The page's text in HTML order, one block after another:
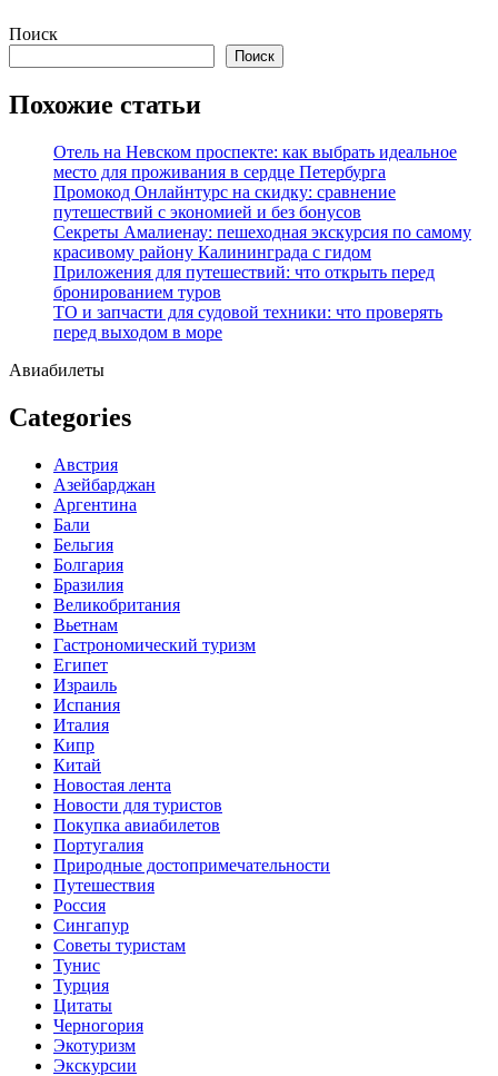
Перейти
содержимому
Поиск
Поиск
Похожие статьи
Отель на Невском проспекте: как выбрать идеальное
место для проживания в сердце Петербурга
Промокод Онлайнтурс на скидку: сравнение
путешествий с экономией и без бонусов
Секреты Амалиенау: пешеходная экскурсия по самому
красивому району Калининграда с гидом
Приложения для путешествий: что открыть перед
бронированием туров
ТО и запчасти для судовой техники: что проверять
перед выходом в море
Авиабилеты
Categories
Австрия
Азейбарджан
Аргентина
Бали
Бельгия
Болгария
Бразилия
Великобритания
Вьетнам
Гастрономический туризм
Египет
Израиль
Испания
Италия
Кипр
Китай
Новостая лента
Новости для туристов
Покупка авиабилетов
Португалия
Природные достопримечательности
Путешествия
Россия
Сингапур
Советы туристам
Тунис
Турция
Цитаты
Черногория
Экотуризм
Экскурсии